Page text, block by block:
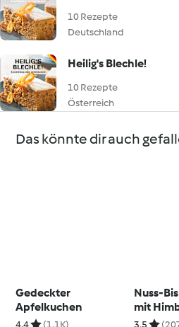
10 Rezepte
Deutschland
Heilig's Blechle!
10 Rezepte
Österreich
Das könnte dir auch
Gedeckter
Apfelkuchen
4.4 (1.1K)
Nuss-
mit
3.5